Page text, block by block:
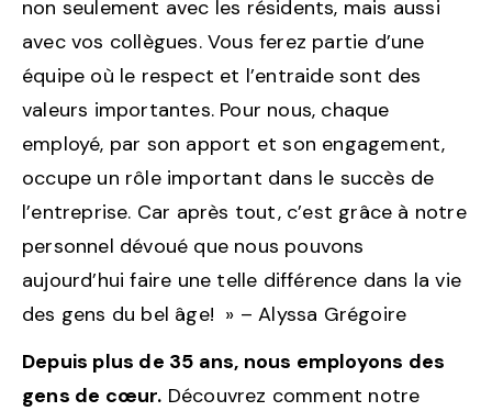
non seulement avec les résidents, mais aussi
avec vos collègues. Vous ferez partie d’une
équipe où le respect et l’entraide sont des
valeurs importantes. Pour nous, chaque
employé, par son apport et son engagement,
occupe un rôle important dans le succès de
l’entreprise. Car après tout, c’est grâce à notre
personnel dévoué que nous pouvons
aujourd’hui faire une telle différence dans la vie
des gens du bel âge! » – Alyssa Grégoire
Depuis plus de 35 ans, nous employons des
gens de cœur. Découvrez comment notre